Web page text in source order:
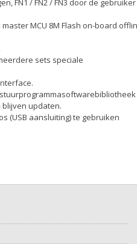
FN1 / FN2 / FN3 door de gebruiker
MCU 8M Flash on-board
sets speciale
updaten.
(USB aansluiting) te gebruiken